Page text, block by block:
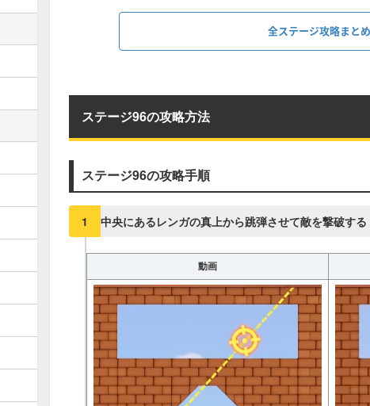
全ステージ攻略まとめ
1
2 3 4 5
6
21
22 23 24 25
26
32 33 34 35
36
41
53
61
62 63 64 65
66
71
75
76
81
84 85
86
91
92 93 94 95 96
101 102 103 104 105
106
ステージ96の攻略方法
ステージ96の攻略手順
1 中央にあるレンガの真上から跳弾させて敵を撃破する
動画